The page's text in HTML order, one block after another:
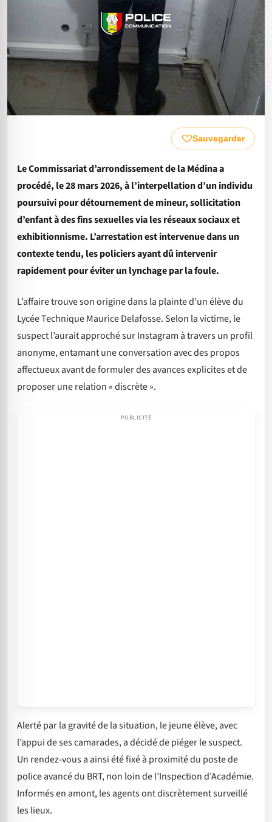
Sauvegarder
Le Commissariat d’arrondissement de la Médina a
procédé, le 28 mars 2026, à l’interpellation d’un individu
poursuivi pour détournement de mineur, sollicitation
d’enfant à des fins sexuelles via les réseaux sociaux et
exhibitionnisme. L’arrestation est intervenue dans un
contexte tendu, les policiers ayant dû intervenir
rapidement pour éviter un lynchage par la foule.
L’affaire trouve son origine dans la plainte d’un élève du
Lycée Technique Maurice Delafosse. Selon la victime, le
suspect l’aurait approché sur Instagram à travers un profil
anonyme, entamant une conversation avec des propos
affectueux avant de formuler des avances explicites et de
proposer une relation « discrète ».
Alerté par la gravité de la situation, le jeune élève, avec
l’appui de ses camarades, a décidé de piéger le suspect.
Un rendez-vous a ainsi été fixé à proximité du poste de
police avancé du BRT, non loin de l’Inspection d’Académie.
Informés en amont, les agents ont discrètement surveillé
les lieux.